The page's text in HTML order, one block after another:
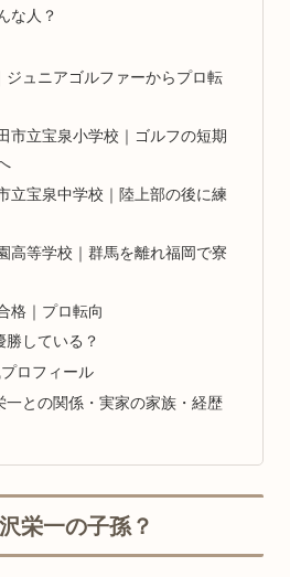
な人？
ジュニアゴルファーからプロ転
市立宝泉小学校｜ゴルフの短期
立宝泉中学校｜陸上部の後に練
高等学校｜群馬を離れ福岡で寮
格｜プロ転向
勝している？
ロフィール
一との関係・実家の家族・経歴
栄一の子孫？